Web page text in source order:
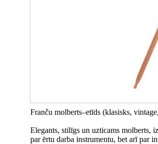
Franču molberts–etīds (klasisks,
Elegants, stilīgs un uzticams molberts,
par ērtu darba instrumentu, bet arī par